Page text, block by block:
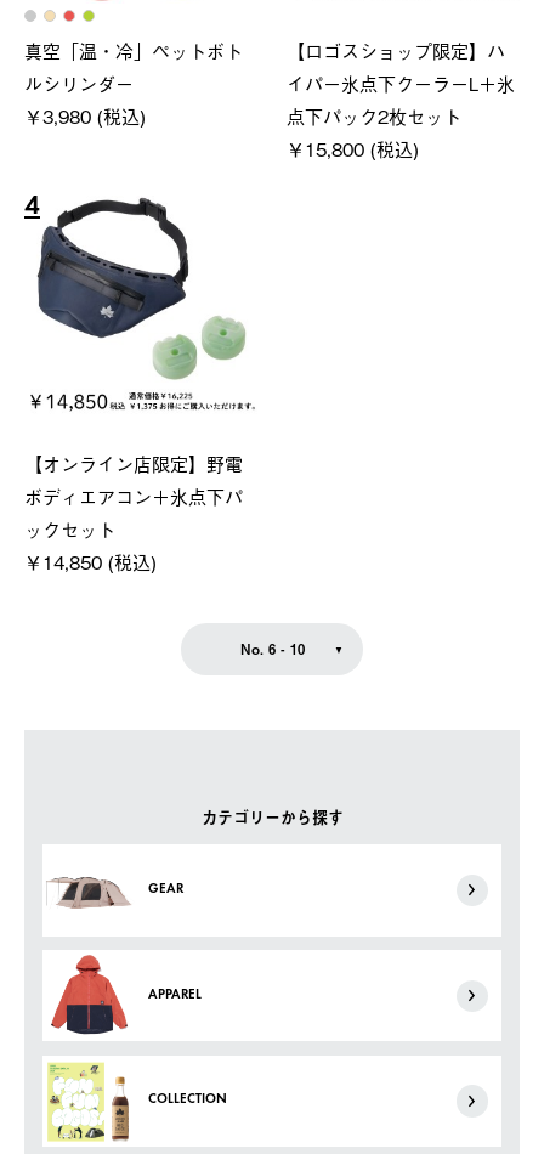
カテゴリーから探す
GEAR
APPAREL
COLLECTION
真空「温・冷」ペットボト
ルシリンダー
￥3,980 (税込)
【ロゴスショップ限定】ハ
イパー氷点下クーラーL＋氷
点下パック2枚セット
￥15,800 (税込)
4
【オンライン店限定】野電
ボディエアコン＋氷点下パ
ックセット
￥14,850 (税込)
No. 6 - 10